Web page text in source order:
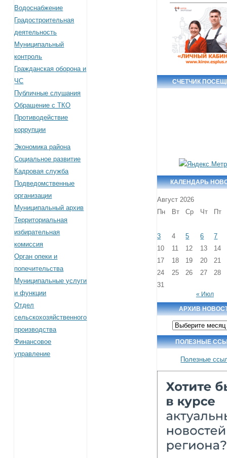
Водоснабжение
Градостроительная
деятельность
Муниципальный
контроль
Гражданская оборона и
ЧС
Публичные слушания
Обращение с ТКО
Противодействие
коррупции
Экономика района
Социальное развитие
Кадровая служба
Подведомственные
организации
Муниципальный архив
Территориальная
избирательная
комиссия
Орган опеки и
попечительства
Муниципальные услуги
и функции
Отдел
сельскохозяйственного
производства
Финансовое
управление
СЧЕТЧИК
КАЛЕНДАРЬ
Август 2026
Пн
Вт Ср Чт Пт
3 4 5 6
7
10
11 12 13
14
17
18 19 20
21
24
25 26 27
28
31
« Июл
АРХИВ
Архив
новостей
ПОЛЕЗНЫЕ
Полезные